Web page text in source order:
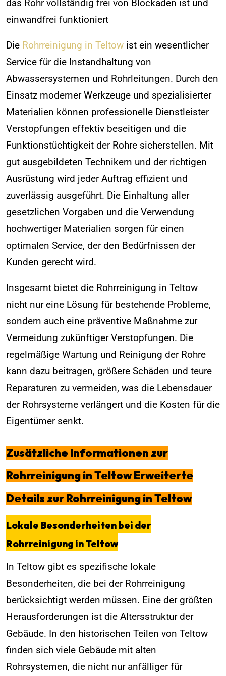
das Rohr vollständig frei von Blockaden ist und
einwandfrei funktioniert
Die Rohrreinigung in Teltow ist ein wesentlicher
Service für die Instandhaltung von
Abwassersystemen und Rohrleitungen. Durch den
Einsatz moderner Werkzeuge und spezialisierter
Materialien können professionelle Dienstleister
Verstopfungen effektiv beseitigen und die
Funktionstüchtigkeit der Rohre sicherstellen. Mit
gut ausgebildeten Technikern und der richtigen
Ausrüstung wird jeder Auftrag effizient und
zuverlässig ausgeführt. Die Einhaltung aller
gesetzlichen Vorgaben und die Verwendung
hochwertiger Materialien sorgen für einen
optimalen Service, der den Bedürfnissen der
Kunden gerecht wird.
Insgesamt bietet die Rohrreinigung in Teltow
nicht nur eine Lösung für bestehende Probleme,
sondern auch eine präventive Maßnahme zur
Vermeidung zukünftiger Verstopfungen. Die
regelmäßige Wartung und Reinigung der Rohre
kann dazu beitragen, größere Schäden und teure
Reparaturen zu vermeiden, was die Lebensdauer
der Rohrsysteme verlängert und die Kosten für die
Eigentümer senkt.
Zusätzliche Informationen zur
Rohrreinigung in Teltow Erweiterte
Details zur Rohrreinigung in Teltow
Lokale Besonderheiten bei der
Rohrreinigung in Teltow
In Teltow gibt es spezifische lokale
Besonderheiten, die bei der Rohrreinigung
berücksichtigt werden müssen. Eine der größten
Herausforderungen ist die Altersstruktur der
Gebäude. In den historischen Teilen von Teltow
finden sich viele Gebäude mit alten
Rohrsystemen, die nicht nur anfälliger für